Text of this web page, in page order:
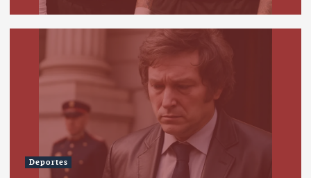
Deportes